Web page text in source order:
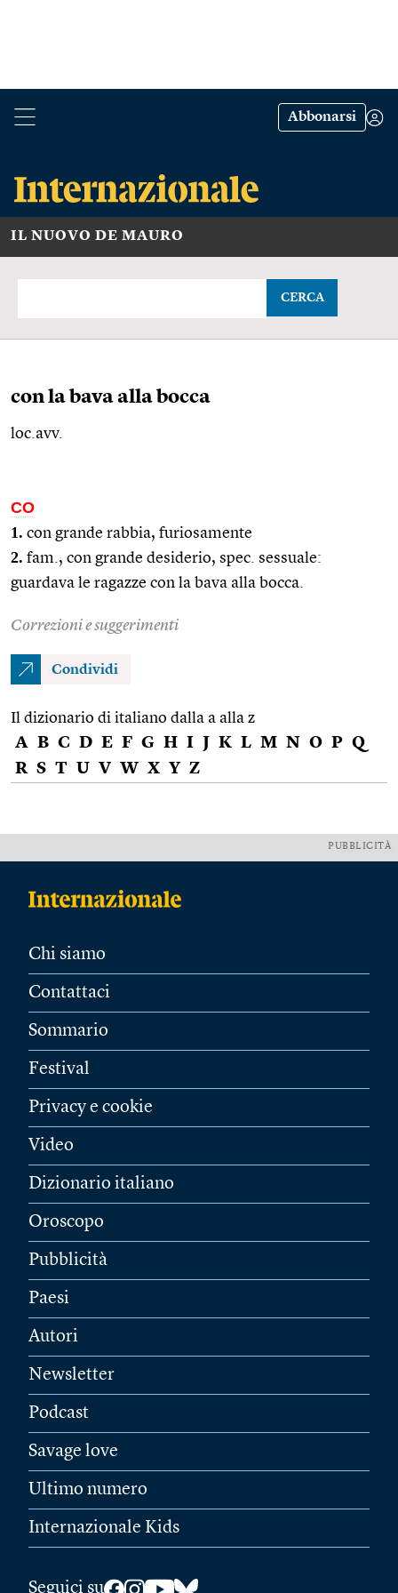
Abbonarsi
IL NUOVO DE MAURO
CERCA
con la bava alla bocca
loc.avv.
CO
1. con grande rabbia, furiosamente
2. fam. , con grande desiderio, spec. sessuale:
guardava le ragazze con la bava alla bocca.
Correzioni e suggerimenti
Condividi
Il dizionario di italiano dalla a alla z
A B C D E F G H I J K L M N O P Q
R S T U V W X Y Z
PUBBLICITÀ
Chi siamo
Contattaci
Sommario
Festival
Privacy e cookie
Video
Dizionario italiano
Oroscopo
Pubblicità
Paesi
Autori
Newsletter
Podcast
Savage love
Ultimo numero
Internazionale Kids
Seguici su